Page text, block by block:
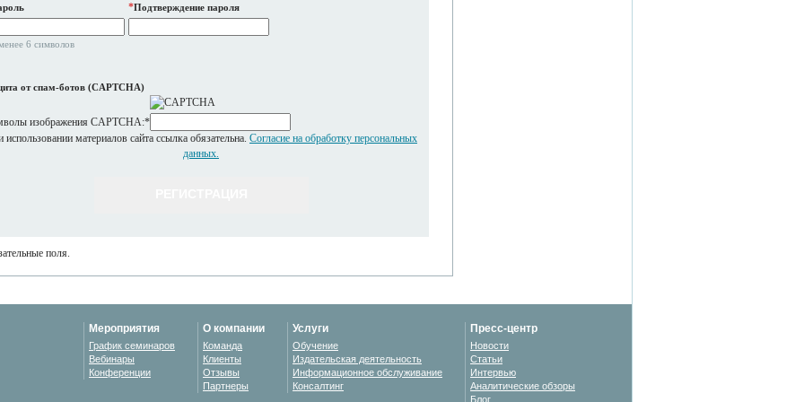
6 символов
*Подтверждение пароля
от спам-ботов (CAPTCHA)
изображения CAPTCHA:*
использовании материалов сайта ссылка обязательна. Согласие на обработку персональных
данных.
поля.
Мероприятия
График семинаров
Вебинары
Конференции
О компании
Команда
Клиенты
Отзывы
Партнеры
Услуги
Обучение
Издательская деятельность
Информационное обслуживание
Консалтинг
Пресс-центр
Новости
Статьи
Интервью
Аналитические обзоры
Блог